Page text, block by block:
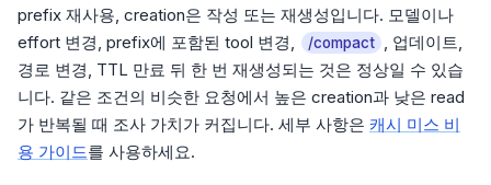
prefix 재사용, creation은 작성 또는 재생성입니다. 모델이나
effort 변경, prefix에 포함된 tool 변경,
/compact , 업데이트,
경로 변경, TTL 만료 뒤 한 번 재생성되는 것은 정상일 수 있습
니다. 같은 조건의 비슷한 요청에서 높은 creation과 낮은 read
가 반복될 때 조사 가치가 커집니다. 세부 사항은 캐시 미스 비
용 가이드를 사용하세요.